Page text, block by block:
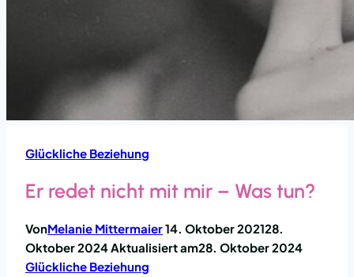
Glückliche Beziehung
Er redet nicht mit mir – Was tun?
VonMelanie Mittermaier14. Oktober 202128.
Oktober 2024Aktualisiert am28. Oktober 2024
Glückliche Beziehung